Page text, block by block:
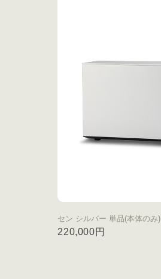
セン シルバー 単品(本体のみ)
220,000円